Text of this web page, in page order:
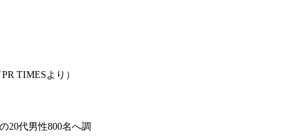
TIMESより）
代男性800名へ調